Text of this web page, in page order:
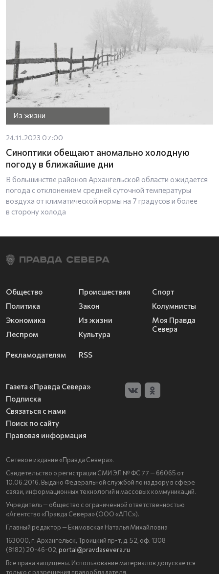
Из жизни
24.11.2023 07:00
Синоптики обещают аномально холодную
погоду в ближайшие дни
В большинстве районов Архангельской области ожидается
погода с отклонением средней суточной температуры
воздуха от климатической нормы на 7 градусов и более
в сторону холода
Общество
Политика
Экономика
Леспром
Происшествия
Закон
Из жизни
Культура
Спорт
Колумнисты
Моя Правда
Севера
Рекламодателям RSS
Газета «Правда Севера»
Подписка
Связаться с нами
Поиск по сайту
Правовая информация
Сетевое издание «Правда Севера».
Свидетельство о регистрации СМИ ЭЛ № ФС 77 — 66065 от
10.06.2016. Выдано Федеральной службой по надзору в сфере
связи, информационных технологий и массовых коммуникаций.
Учредитель — общество с ограниченной ответственностью
«Агентство «Правда Севера» (ООО «АПС»).
Главный редактор — Екимовская Наталья Михайловна
163000, г. Архангельск, Троицкий пр-т, д. 52, оф. 1308
(8182) 20-46-02, portal@pravdasevera.ru
Все права защищены. Использование материалов допускается
только с разрешения правообладателя.